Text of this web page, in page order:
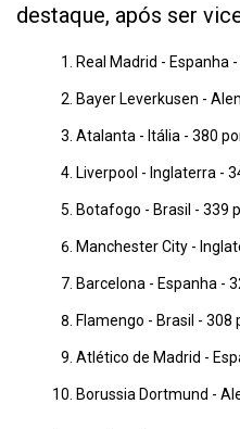
destaque, após ser
Real Madrid - Espanha
Bayer Leverkusen -
Atalanta - Itália - 380
Liverpool - Inglaterra -
Botafogo - Brasil - 339
Manchester City -
Barcelona - Espanha -
Flamengo - Brasil - 308
Atlético de Madrid -
Borussia Dortmund -